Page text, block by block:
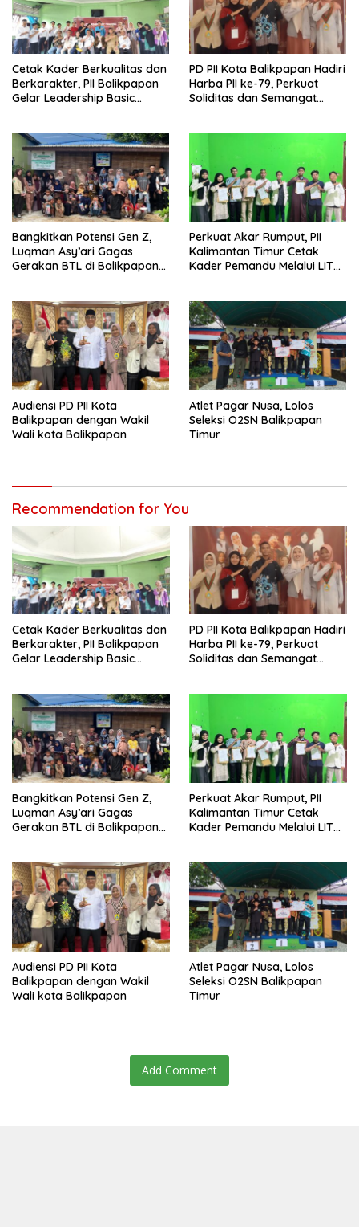
Cetak Kader Berkualitas dan
Berkarakter, PII Balikpapan
Gelar Leadership Basic
PD PII Kota Balikpapan Hadiri
Harba PII ke-79, Perkuat
Soliditas dan Semangat
Bangkitkan Potensi Gen Z,
Luqman Asy’ari Gagas
Gerakan BTL di Balikpapan
Perkuat Akar Rumput, PII
Kalimantan Timur Cetak
Kader Pemandu Melalui LIT
Audiensi PD PII Kota
Balikpapan dengan Wakil
Wali kota Balikpapan
Atlet Pagar Nusa, Lolos
Seleksi O2SN Balikpapan
Timur
Recommendation for You
Cetak Kader Berkualitas dan
Berkarakter, PII Balikpapan
Gelar Leadership Basic
PD PII Kota Balikpapan Hadiri
Harba PII ke-79, Perkuat
Soliditas dan Semangat
Bangkitkan Potensi Gen Z,
Luqman Asy’ari Gagas
Gerakan BTL di Balikpapan
Perkuat Akar Rumput, PII
Kalimantan Timur Cetak
Kader Pemandu Melalui LIT
Audiensi PD PII Kota
Balikpapan dengan Wakil
Wali kota Balikpapan
Atlet Pagar Nusa, Lolos
Seleksi O2SN Balikpapan
Timur
Add Comment